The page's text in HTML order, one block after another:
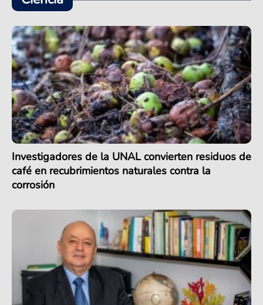
Investigadores de la UNAL convierten residuos de
café en recubrimientos naturales contra la
corrosión